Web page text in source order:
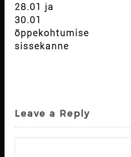
28.01 ja
30.01
õppekohtumise
sissekanne
Leave a Reply